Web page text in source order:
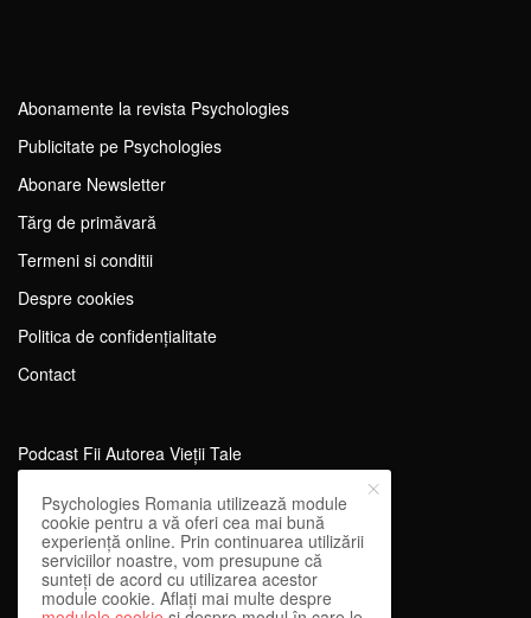
Abonamente la revista Psychologies
Publicitate pe Psychologies
Abonare Newsletter
Tărg de primăvară
Termeni si conditii
Despre cookies
Politica de confidențialitate
Contact
Podcast Fii Autorea Vieții Tale
Evenimente Fii Autoarea Vieții Tale!
SportEdu
Antrenament Mental pentru Sportivi
Learning Network
Psychologies Romania utilizează module
cookie pentru a vă oferi cea mai bună
experiență online. Prin continuarea utilizării
serviciilor noastre, vom presupune că
sunteți de acord cu utilizarea acestor
module cookie. Aflați mai multe despre